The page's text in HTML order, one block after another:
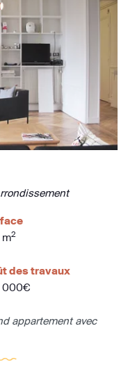
m2
des travaux
000€
appartement avec